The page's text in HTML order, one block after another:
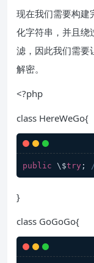
现在我们需要构建
化字符串，并且绕
滤，因此我们需要
解密。
<?php
class HereWeGo{
public \$try ;
}
class GoGoGo{